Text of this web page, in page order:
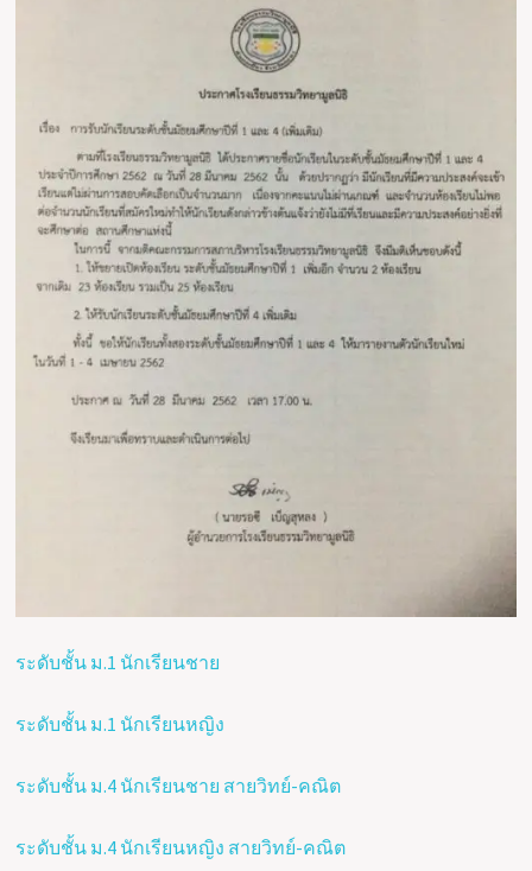
ระดับชั้น ม.1 นักเรียนชาย
ระดับชั้น ม.1 นักเรียนหญิง
ระดับชั้น ม.4 นักเรียนชาย สายวิทย์-คณิต
ระดับชั้น ม.4 นักเรียนหญิง สายวิทย์-คณิต